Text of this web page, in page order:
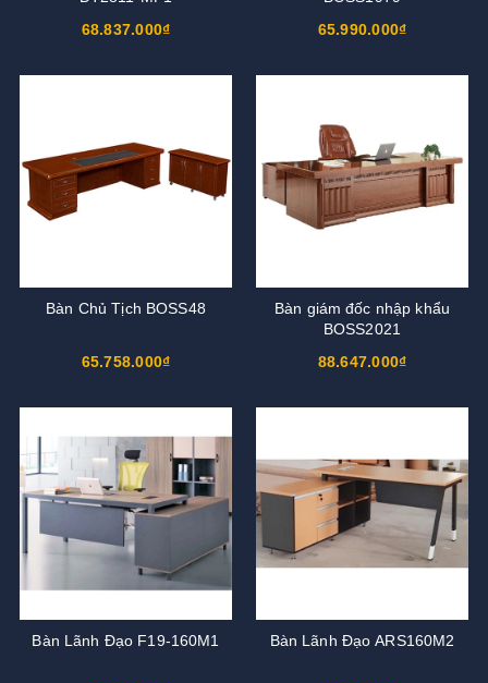
68.837.000₫
65.990.000₫
Bàn Chủ Tịch BOSS48
65.758.000₫
Bàn giám đốc nhập khẩu
BOSS2021
88.647.000₫
Bàn Lãnh Đạo F19-160M1 Bàn Lãnh Đạo ARS160M2